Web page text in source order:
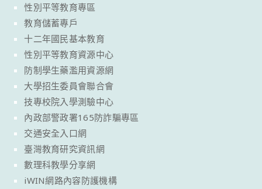
性別平等教育專區
教育儲蓄專戶
十二年國民基本教育
性別平等教育資源中心
防制學生藥濫用資源網
大學招生委員會聯合會
技專校院入學測驗中心
內政部警政署165防詐騙專區
交通安全入口網
臺灣教育研究資訊網
數理科教學分享網
iWIN網路內容防護機構